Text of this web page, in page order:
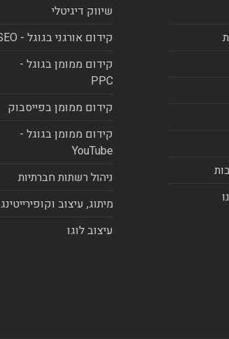
שיווק דיגיטלי
קידום אורגני בגוגל - SEO
קידום ממומן בגוגל -
PPC
קידום ממומן בפייסבוק
קידום ממומן בגוגל -
YouTube
ניהול רשתות חברתיות
מיתוג, עיצוב וקופירייטינג
עיצוב לוגו